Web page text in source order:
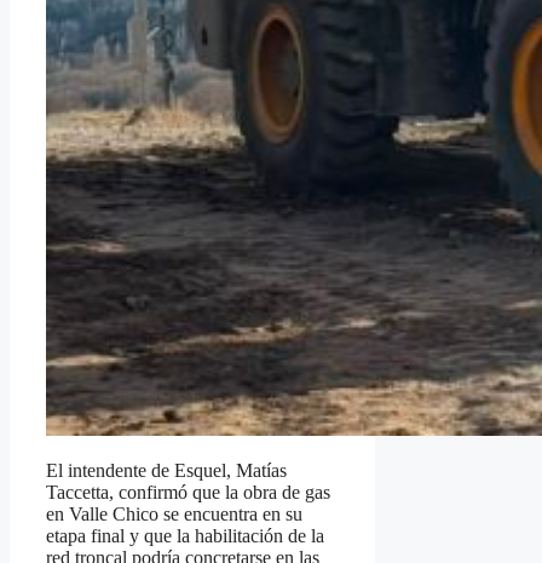
El intendente de Esquel, Matías
Taccetta, confirmó que la obra de gas
en Valle Chico se encuentra en su
etapa final y que la habilitación de la
red troncal podría concretarse en las